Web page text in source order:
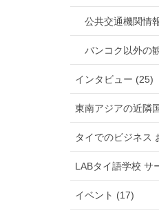
公共交通機関情
バンコク以外の
インタビュー (25)
東南アジアの近隣
タイでのビジネス
LABタイ語学校 サ
イベント (17)